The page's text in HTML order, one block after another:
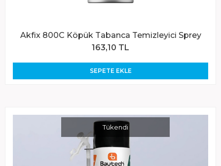
Akfix 800C Köpük Tabanca Temizleyici Sprey
163,10 TL
SEPETE EKLE
Tükendi